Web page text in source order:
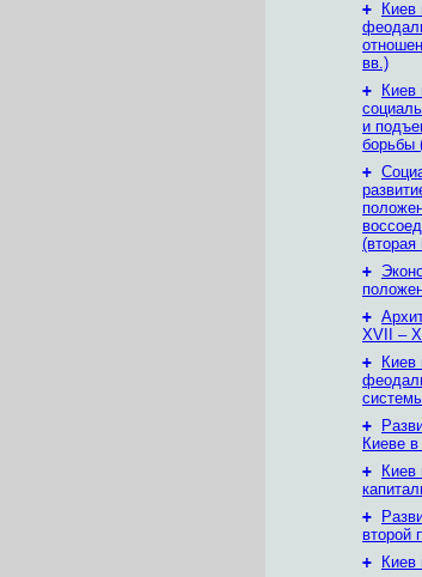
+
Киев
вв.)
+
Киев
и
борьбы
+
+
+
XVII –
+
Киев
+
Киеве
+
Киев
+
второй
+
Киев